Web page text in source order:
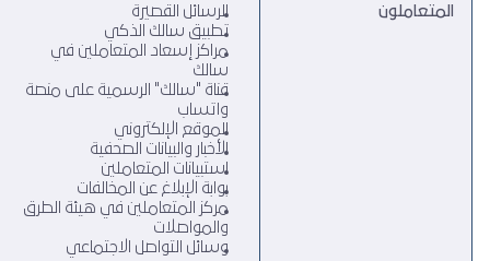
المتعاملون
الرسائل القصيرة
تطبيق سالك الذكي
مراكز إسعاد المتعاملين في
سالك
قناة "سالك" الرسمية على منصة
واتساب
الموقع الإلكتروني
الأخبار والبيانات الصحفية
استبيانات المتعاملين
بوابة الإبلاغ عن المخالفات
مركز المتعاملين في هيئة الطرق
والمواصلات
وسائل التواصل الاجتماعي